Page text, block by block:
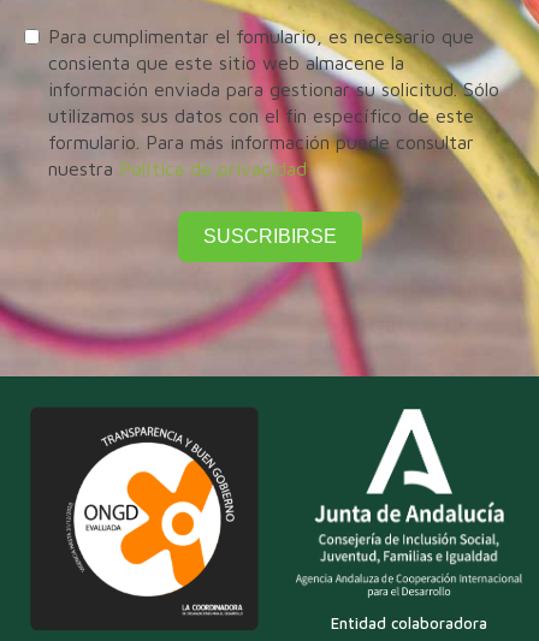
Para cumplimentar el fomulario, es necesario que
consienta que este sitio web almacene la
información enviada para gestionar su solicitud. Sólo
utilizamos sus datos con el fin específico de este
formulario. Para más información puede consultar
nuestra Política de privacidad
SUSCRIBIRSE
Entidad colaboradora